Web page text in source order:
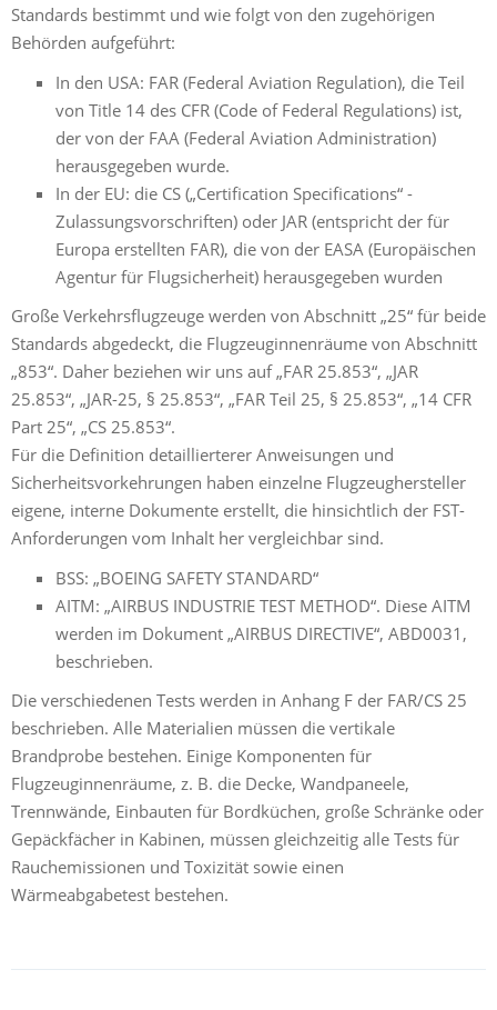
Standards bestimmt und wie folgt von den zugehörigen
Behörden aufgeführt:
In den USA: FAR (Federal Aviation Regulation), die Teil
von Title 14 des CFR (Code of Federal Regulations) ist,
der von der FAA (Federal Aviation Administration)
herausgegeben wurde.
In der EU: die CS („Certification Specifications“ -
Zulassungsvorschriften) oder JAR (entspricht der für
Europa erstellten FAR), die von der EASA (Europäischen
Agentur für Flugsicherheit) herausgegeben wurden
Große Verkehrsflugzeuge werden von Abschnitt „25“ für beide
Standards abgedeckt, die Flugzeuginnenräume von Abschnitt
„853“. Daher beziehen wir uns auf „FAR 25.853“, „JAR
25.853“, „JAR-25, § 25.853“, „FAR Teil 25, § 25.853“, „14 CFR
Part 25“, „CS 25.853“.
Für die Definition detaillierterer Anweisungen und
Sicherheitsvorkehrungen haben einzelne Flugzeughersteller
eigene, interne Dokumente erstellt, die hinsichtlich der FST-
Anforderungen vom Inhalt her vergleichbar sind.
BSS: „BOEING SAFETY STANDARD“
AITM: „AIRBUS INDUSTRIE TEST METHOD“. Diese AITM
werden im Dokument „AIRBUS DIRECTIVE“, ABD0031,
beschrieben.
Die verschiedenen Tests werden in Anhang F der FAR/CS 25
beschrieben. Alle Materialien müssen die vertikale
Brandprobe bestehen. Einige Komponenten für
Flugzeuginnenräume, z. B. die Decke, Wandpaneele,
Trennwände, Einbauten für Bordküchen, große Schränke oder
Gepäckfächer in Kabinen, müssen gleichzeitig alle Tests für
Rauchemissionen und Toxizität sowie einen
Wärmeabgabetest bestehen.